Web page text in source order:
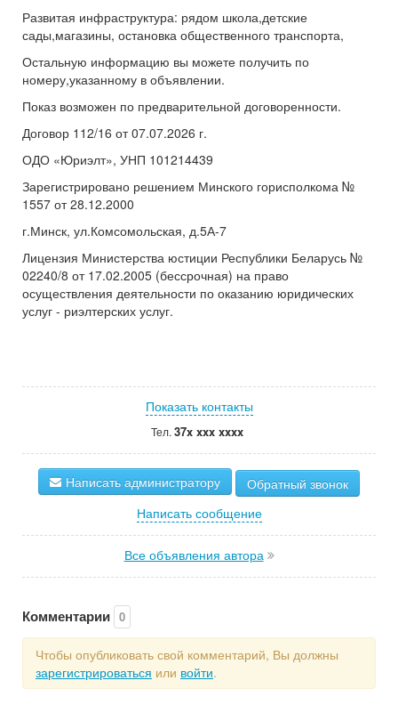
Развитая инфраструктура: рядом школа,детские
сады,магазины, остановка общественного транспорта,
Остальную информацию вы можете получить по
номеру,указанному в объявлении.
Показ возможен по предварительной договоренности.
Договор 112/16 от 07.07.2026 г.
ОДО «Юриэлт», УНП 101214439
Зарегистрировано решением Минского горисполкома №
1557 от 28.12.2000
г.Минск, ул.Комсомольская, д.5А-7
Лицензия Министерства юстиции Республики Беларусь №
02240/8 от 17.02.2005 (бессрочная) на право
осуществления деятельности по оказанию юридических
услуг - риэлтерских услуг.
Показать контакты
Тел. 37x xxx xxxx
Написать администратору
Обратный звонок
Написать сообщение
Все объявления автора
Комментарии 0
Чтобы опубликовать свой комментарий, Вы должны
зарегистрироваться или войти.